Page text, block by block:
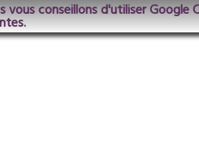
conseillons d'utiliser